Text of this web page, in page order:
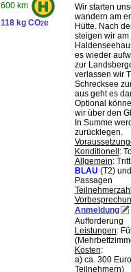
600 km
118 kg CO2e
Wir starten
wandern am
Hütte. Nach
steigen wir
es wieder
zur
verlassen wir
Schrecksee
aus geht es
Optional
wir über den
In Summe
zurücklegen.
Konditionell :
Allgemein:
BLAU (T2)
Passagen
Anmeldung
Aufforderung
Leistungen:
Kosten:
a) ca. 300
Teilnehmern)